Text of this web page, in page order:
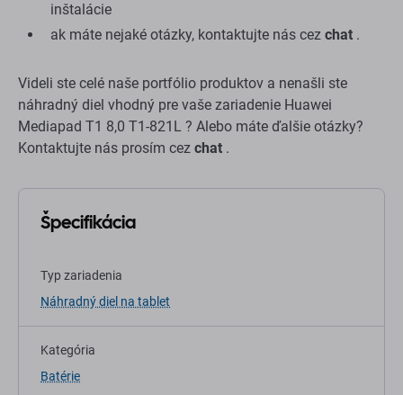
inštalácie
ak máte nejaké otázky, kontaktujte nás cez chat .
Videli ste celé naše portfólio produktov a nenašli ste
náhradný diel vhodný pre vaše zariadenie Huawei
Mediapad T1 8,0 T1-821L ? Alebo máte ďalšie otázky?
Kontaktujte nás prosím cez chat .
Špecifikácia
Typ zariadenia
Náhradný diel na tablet
Kategória
Batérie